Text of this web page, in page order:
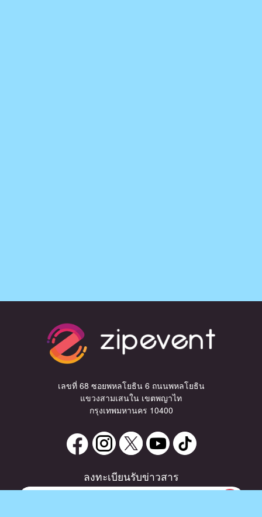
เลขที่ 68 ซอยพหลโยธิน 6 ถนนพหลโยธิน
แขวงสามเสนใน เขตพญาไท
กรุงเทพมหานคร 10400
ลงทะเบียนรับข่าวสาร